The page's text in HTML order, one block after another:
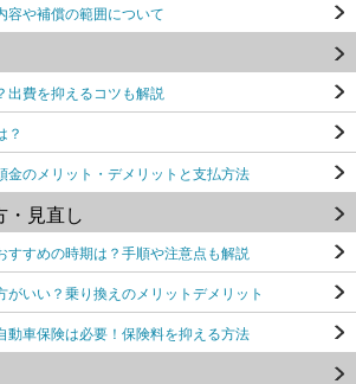
容や補償の範囲について
出費を抑えるコツも解説
？
金のメリット・デメリットと支払方法
・見直し
すすめの時期は？手順や注意点も解説
がいい？乗り換えのメリットデメリット
動車保険は必要！保険料を抑える方法